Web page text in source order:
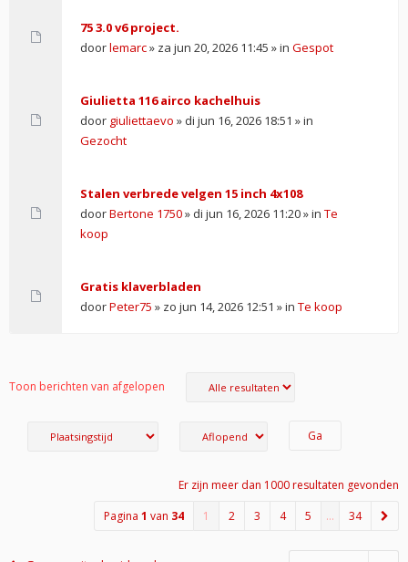
75 3.0 v6 project.
doorlemarc» za jun 20, 2026 11:45 » in Gespot
Giulietta 116 airco kachelhuis
door giuliettaevo » di jun 16, 2026 18:51 » in
Gezocht
Stalen verbrede velgen 15 inch 4x108
doorBertone 1750» di jun 16, 2026 11:20 » in Te
koop
Gratis klaverbladen
doorPeter75 » zo jun 14, 2026 12:51 » in Te koop
Toon berichten van afgelopen
Er zijn meer dan 1000 resultaten gevonden
Pagina 1 van 34 1 2 3 4 5 … 34